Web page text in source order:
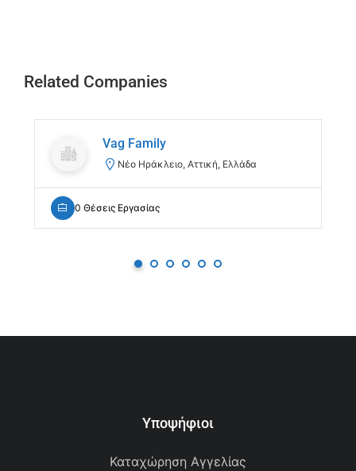
Related Companies
Vag Family
Νέο Ηράκλειο, Αττική, Ελλάδα
0 Θέσεις Εργασίας
Υποψήφιοι
Καταχώρηση Αγγελίας